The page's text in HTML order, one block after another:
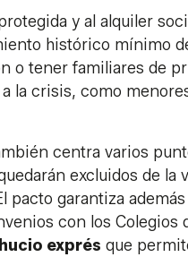
y al alquiler
histórico mínimo
o tener familiares de
la crisis, como
centra varios
excluidos de
pacto garantiza
con los
exprés que